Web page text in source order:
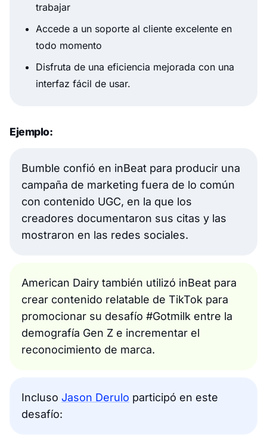
trabajar
Accede a un soporte al cliente excelente en
todo momento
Disfruta de una eficiencia mejorada con una
interfaz fácil de usar.
Ejemplo:
Bumble confió en inBeat para producir una
campaña de marketing fuera de lo común
con contenido UGC, en la que los
creadores documentaron sus citas y las
mostraron en las redes sociales.
American Dairy también utilizó inBeat para
crear contenido relatable de TikTok para
promocionar su desafío #Gotmilk entre la
demografía Gen Z e incrementar el
reconocimiento de marca.
Incluso Jason Derulo participó en este
desafío: